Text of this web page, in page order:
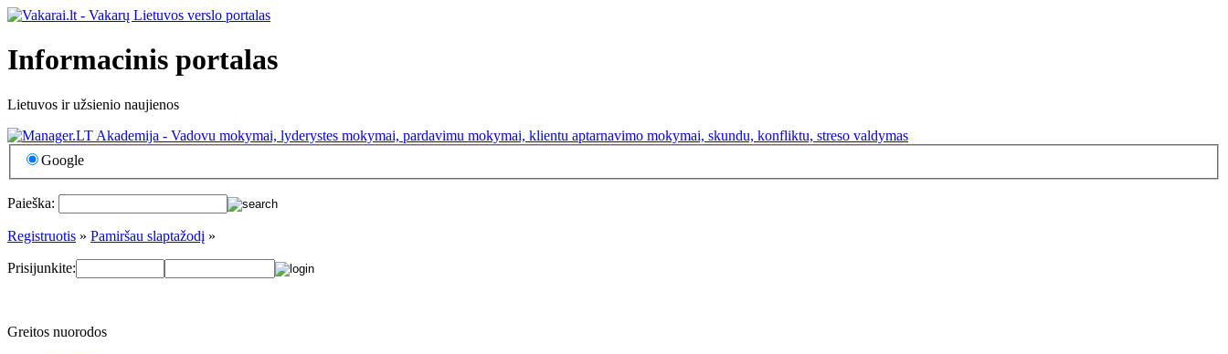
Informacinis portalas
Lietuvos ir užsienio naujienos
Google
Paieška:
Registruotis » Pamiršau slaptažodį »
Prisijunkite:
Greitos nuorodos